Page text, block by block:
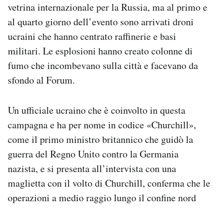
vetrina internazionale per la Russia, ma al primo e
al quarto giorno dell’evento sono arrivati droni
ucraini che hanno centrato raffinerie e basi
militari. Le esplosioni hanno creato colonne di
fumo che incombevano sulla città e facevano da
sfondo al Forum.
Un ufficiale ucraino che è coinvolto in questa
campagna e ha per nome in codice «Churchill»,
come il primo ministro britannico che guidò la
guerra del Regno Unito contro la Germania
nazista, e si presenta all’intervista con una
maglietta con il volto di Churchill, conferma che le
operazioni a medio raggio lungo il confine nord